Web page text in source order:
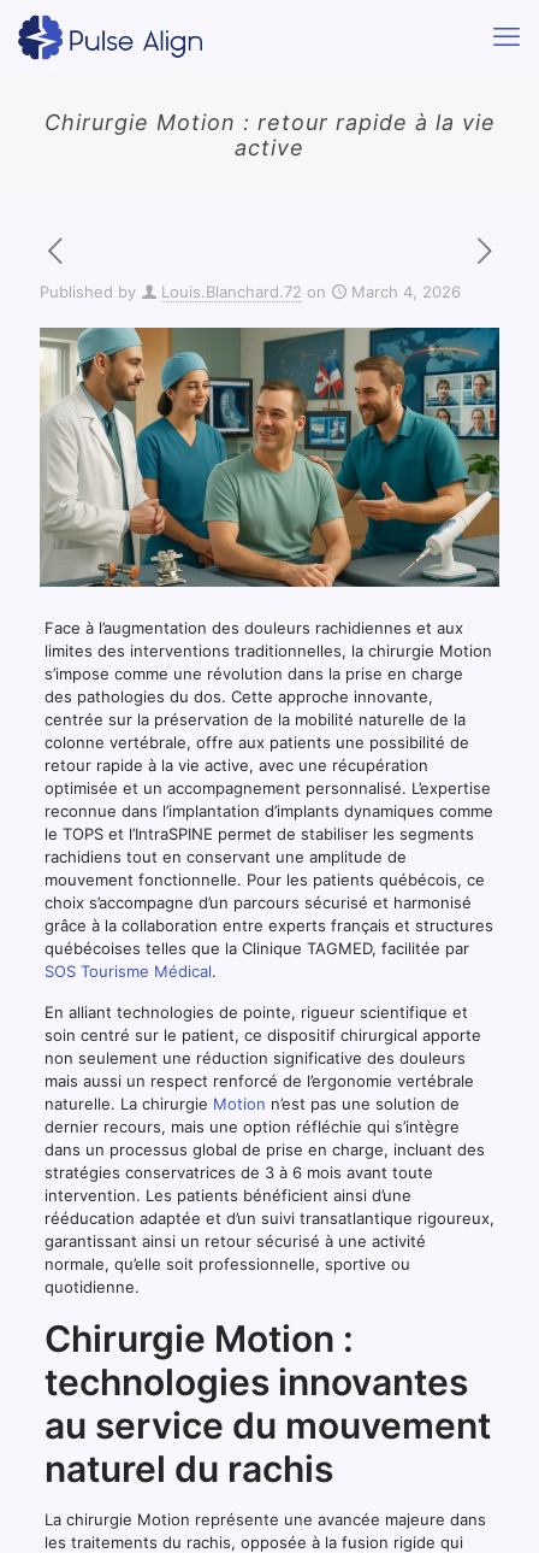
Chirurgie Motion : retour rapide à la vie
active
Published by Louis.Blanchard.72 on March 4, 2026
Face à l’augmentation des douleurs rachidiennes et aux
limites des interventions traditionnelles, la chirurgie Motion
s’impose comme une révolution dans la prise en charge
des pathologies du dos. Cette approche innovante,
centrée sur la préservation de la mobilité naturelle de la
colonne vertébrale, offre aux patients une possibilité de
retour rapide à la vie active, avec une récupération
optimisée et un accompagnement personnalisé. L’expertise
reconnue dans l’implantation d’implants dynamiques comme
le TOPS et l’IntraSPINE permet de stabiliser les segments
rachidiens tout en conservant une amplitude de
mouvement fonctionnelle. Pour les patients québécois, ce
choix s’accompagne d’un parcours sécurisé et harmonisé
grâce à la collaboration entre experts français et structures
québécoises telles que la Clinique TAGMED, facilitée par
SOS Tourisme Médical.
En alliant technologies de pointe, rigueur scientifique et
soin centré sur le patient, ce dispositif chirurgical apporte
non seulement une réduction significative des douleurs
mais aussi un respect renforcé de l’ergonomie vertébrale
naturelle. La chirurgie Motion n’est pas une solution de
dernier recours, mais une option réfléchie qui s’intègre
dans un processus global de prise en charge, incluant des
stratégies conservatrices de 3 à 6 mois avant toute
intervention. Les patients bénéficient ainsi d’une
rééducation adaptée et d’un suivi transatlantique rigoureux,
garantissant ainsi un retour sécurisé à une activité
normale, qu’elle soit professionnelle, sportive ou
quotidienne.
Chirurgie Motion :
technologies innovantes
au service du mouvement
naturel du rachis
La chirurgie Motion représente une avancée majeure dans
les traitements du rachis, opposée à la fusion rigide qui